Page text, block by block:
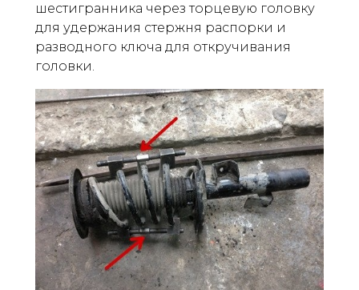
шестигранника через торцевую головку
для удержания стержня распорки и
разводного ключа для откручивания
головки.